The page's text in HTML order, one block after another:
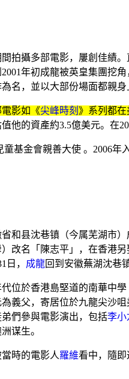
間拍攝多部電影，屢創佳績。
年初成龍被英皇集團挖角
名，並以大部份場面都親
影如《尖峰時刻 》系列都
他的資產約3.5億美元。在
童基金會親善大使 。2006年
省和县沈巷镇 （今属芜湖市）
改名「陳志平」，在香港
日， 成龍回到安徽蕪湖沈巷
代位於香港島堅道的南華中學
為義父，寄居位於九龍尖沙咀
弟們參與電影演出，包括李小
谋生。
時的電影人羅維看中，隨